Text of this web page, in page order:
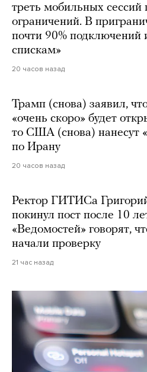
треть мобильных сессий
ограничений. В
почти 90% подключений
спискам»
20 часов назад
Трамп (снова) заявил,
«очень скоро» будет
то США (снова) нанесут
по Ирану
20 часов назад
Ректор ГИТИСа
покинул пост после 10
«Ведомостей» говорят,
начали проверку
21 час назад